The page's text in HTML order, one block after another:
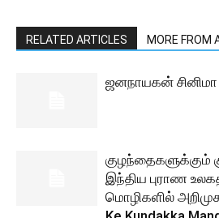
RELATED ARTICLES MORE FROM
ஜனநாயகன்
குழந்தைகளுக்கும்
இந்திய புராண
மொழிகளில்